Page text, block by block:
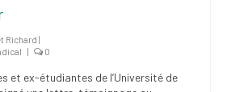
Richard |
| 0
et ex-étudiantes de l’Université de